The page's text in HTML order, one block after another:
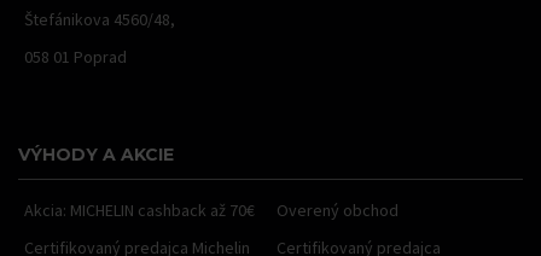
Štefánikova 4560/48,
058 01 Poprad
VÝHODY A AKCIE
Akcia: MICHELIN cashback až 70€
Overený obchod
Certifikovaný predajca Michelin
Certifikovaný predajca